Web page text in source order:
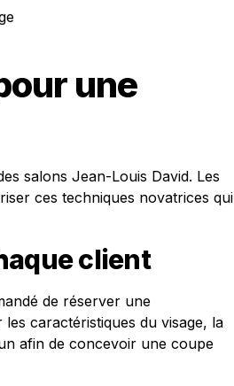
une
salons Jean-Louis David. Les
ces techniques novatrices qui
client
de réserver une
caractéristiques du visage, la
afin de concevoir une coupe